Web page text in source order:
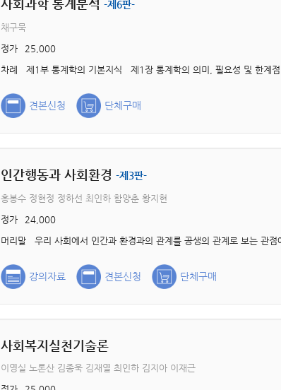
사회과학 통계분석 -제6판-
채구묵
정가
25,000
견본신청 단체구매
인간행동과 사회환경 -제3판-
홍봉수 정현정 정하선 최인하 함양춘 황지현
정가
24,000
강의자료 견본신청 단체구매
사회복지실천기술론
이영실 노론산 김종욱 김재열 최인하 김지아 이재근